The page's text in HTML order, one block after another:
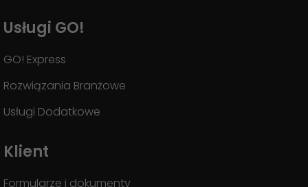
Usługi GO!
GO! Express
Rozwiązania Branżowe
Usługi Dodatkowe
Klient
Formularze i dokumenty